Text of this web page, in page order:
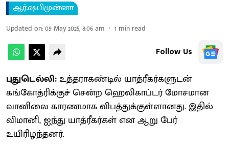
ஆர்.ஷபிமுன்னா
Updated on:09 May 2025, 8:06 am 1 min read
Follow Us
புதுடெல்லி:உத்தராகண்டில் யாத்ரீகர்களுடன்
கங்கோத்ரிக்குச் சென்ற ஹெலிகாப்டர் மோசமான
வானிலை காரணமாக விபத்துக்குள்ளானது. இதில்
விமானி, ஐந்து யாத்ரீகர்கள் என ஆறு பேர்
உயிரிழந்தனர்.